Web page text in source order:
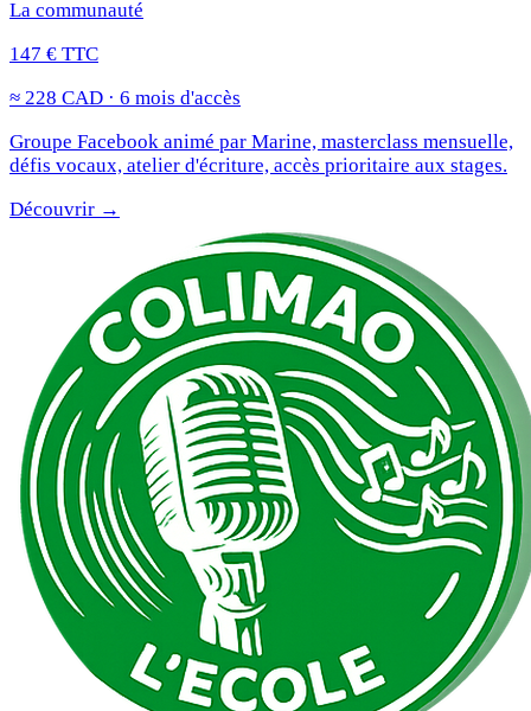
La communauté
147 € TTC
≈ 228 CAD · 6 mois d'accès
Groupe Facebook animé par Marine, masterclass mensuelle,
défis vocaux, atelier d'écriture, accès prioritaire aux stages.
Découvrir →